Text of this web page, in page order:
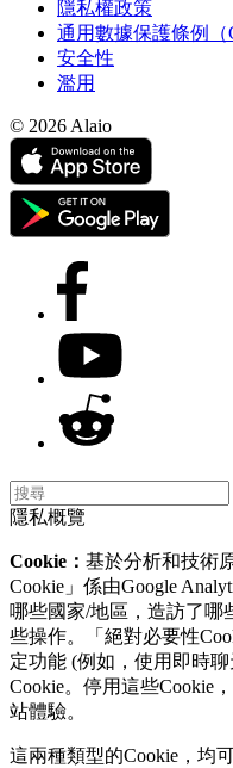
隱私權政策
通用數據保護條例（
安全性
濫用
© 2026 Alaio
隱私概覽
Cookie： 基於分析和技術
Cookie」係由Google
哪些國家/地區，造訪了哪
些操作。「絕對必要性
定功能 (例如，使用即時
Cookie。停用這些Cookie
站體驗。
這兩種類型的Cookie，均